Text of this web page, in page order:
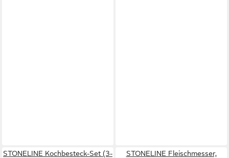
STONELINE Kochbesteck-Set (3-
STONELINE Fleischmesser,